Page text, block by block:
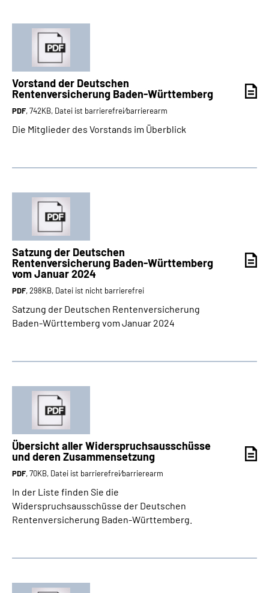
Vorstand der Deutschen
Rentenversicherung Baden-Württemberg
PDF, 742KB, Datei ist barrierefrei⁄barrierearm
Die Mitglieder des Vorstands im Überblick
Satzung der Deutschen
Rentenversicherung Baden-Württemberg
vom Januar 2024
PDF, 298KB, Datei ist nicht barrierefrei
Satzung der Deutschen Rentenversicherung
Baden-Württemberg vom Januar 2024
Übersicht aller Widerspruchsausschüsse
und deren Zusammensetzung
PDF, 70KB, Datei ist barrierefrei⁄barrierearm
In der Liste finden Sie die
Widerspruchsausschüsse der Deutschen
Rentenversicherung Baden-Württemberg.